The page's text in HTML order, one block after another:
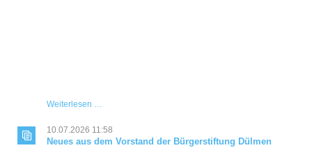
Weiterlesen …
nächste
Schritt
10.07.2026 11:58
Neues aus dem Vorstand der Bürgerstiftung Dülmen